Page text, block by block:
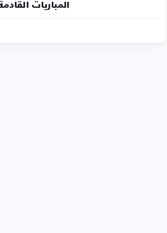
المباريات